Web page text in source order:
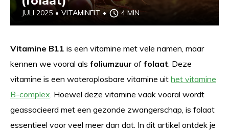
JULI 2025 • VITAMINFIT • 4 MIN
Vitamine B11 is een vitamine met vele namen, maar
kennen we vooral als foliumzuur of folaat. Deze
vitamine is een wateroplosbare vitamine uit het vitamine
B-complex. Hoewel deze vitamine vaak vooral wordt
geassocieerd met een gezonde zwangerschap, is folaat
essentieel voor veel meer dan dat. In dit artikel ontdek je